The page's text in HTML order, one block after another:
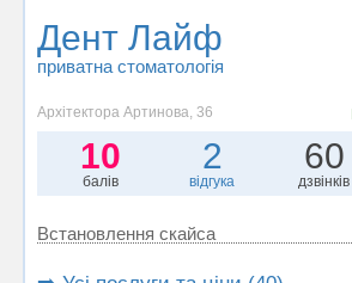
Дент Лайф
приватна стоматологія
Архітектора Артинова, 36
10
балів
2
відгука
60
дзвінків
Встановлення скайса